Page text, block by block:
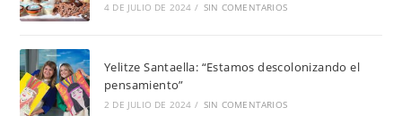
4 DE JULIO DE 2024 / SIN COMENTARIOS
Yelitze Santaella: “Estamos descolonizando el
pensamiento”
2 DE JULIO DE 2024 / SIN COMENTARIOS